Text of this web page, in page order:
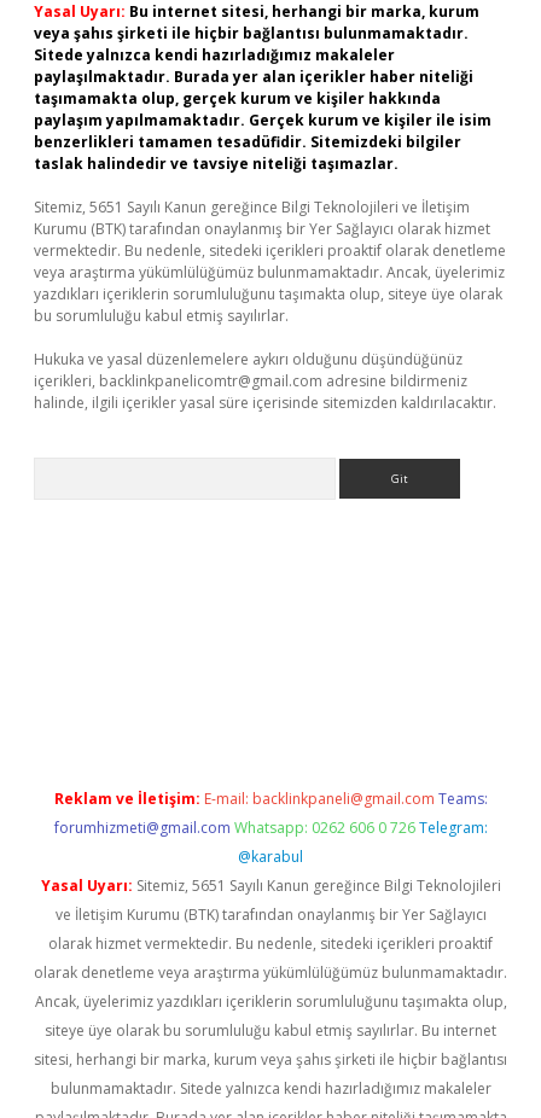
Yasal Uyarı: Bu internet sitesi, herhangi bir marka, kurum
veya şahıs şirketi ile hiçbir bağlantısı bulunmamaktadır.
Sitede yalnızca kendi hazırladığımız makaleler
paylaşılmaktadır. Burada yer alan içerikler haber niteliği
taşımamakta olup, gerçek kurum ve kişiler hakkında
paylaşım yapılmamaktadır. Gerçek kurum ve kişiler ile isim
benzerlikleri tamamen tesadüfidir. Sitemizdeki bilgiler
taslak halindedir ve tavsiye niteliği taşımazlar.
Sitemiz, 5651 Sayılı Kanun gereğince Bilgi Teknolojileri ve İletişim
Kurumu (BTK) tarafından onaylanmış bir Yer Sağlayıcı olarak hizmet
vermektedir. Bu nedenle, sitedeki içerikleri proaktif olarak denetleme
veya araştırma yükümlülüğümüz bulunmamaktadır. Ancak, üyelerimiz
yazdıkları içeriklerin sorumluluğunu taşımakta olup, siteye üye olarak
bu sorumluluğu kabul etmiş sayılırlar.
Hukuka ve yasal düzenlemelere aykırı olduğunu düşündüğünüz
içerikleri, backlinkpanelicomtr@gmail.com adresine bildirmeniz
halinde, ilgili içerikler yasal süre içerisinde sitemizden kaldırılacaktır.
Reklam ve İletişim: E-mail: backlinkpaneli@gmail.com Teams:
forumhizmeti@gmail.com Whatsapp: 0262 606 0 726 Telegram:
@karabul
Yasal Uyarı: Sitemiz, 5651 Sayılı Kanun gereğince Bilgi Teknolojileri
ve İletişim Kurumu (BTK) tarafından onaylanmış bir Yer Sağlayıcı
olarak hizmet vermektedir. Bu nedenle, sitedeki içerikleri proaktif
olarak denetleme veya araştırma yükümlülüğümüz bulunmamaktadır.
Ancak, üyelerimiz yazdıkları içeriklerin sorumluluğunu taşımakta olup,
siteye üye olarak bu sorumluluğu kabul etmiş sayılırlar. Bu internet
sitesi, herhangi bir marka, kurum veya şahıs şirketi ile hiçbir bağlantısı
bulunmamaktadır. Sitede yalnızca kendi hazırladığımız makaleler